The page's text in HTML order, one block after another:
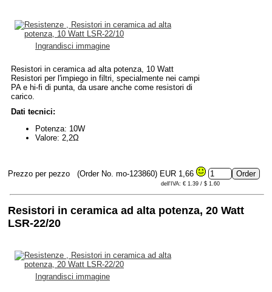
Ingrandisci immagine
Resistori in ceramica ad alta potenza, 10 Watt
Resistori per l'impiego in filtri, specialmente nei campi
PA e hi-fi di punta, da usare anche come resistori di
carico.
Dati tecnici:
Potenza: 10W
Valore: 2,2Ω
Prezzo per pezzo (Order No. mo-123860) EUR 1,66
dell'IVA: € 1.39 / $ 1.60
Resistori in ceramica ad alta potenza, 20 Watt
LSR-22/20
Ingrandisci immagine